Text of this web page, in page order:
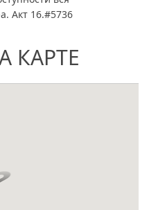
Акт 16.#5736
КАРТЕ